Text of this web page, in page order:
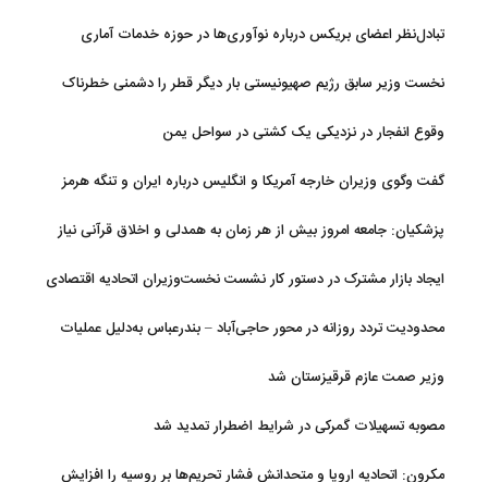
تبادل‌نظر اعضای بریکس درباره نوآوری‌ها در حوزه خدمات آماری
نخست وزیر سابق رژیم صهیونیستی بار دیگر قطر را دشمنی خطرناک
وقوع انفجار در نزدیکی یک کشتی در سواحل یمن
گفت وگوی وزیران خارجه آمریکا و انگلیس درباره ایران و تنگه هرمز
پزشکیان: جامعه امروز بیش از هر زمان به همدلی و اخلاق قرآنی نیاز
ایجاد بازار مشترک در دستور کار نشست نخست‌وزیران اتحادیه اقتصادی
محدودیت تردد روزانه در محور حاجی‌آباد – بندرعباس به‌دلیل عملیات
وزیر صمت عازم قرقیزستان شد
مصوبه تسهیلات گمرکی در شرایط اضطرار تمدید شد
مکرون: اتحادیه اروپا و متحدانش فشار تحریم‌ها بر روسیه را افزایش